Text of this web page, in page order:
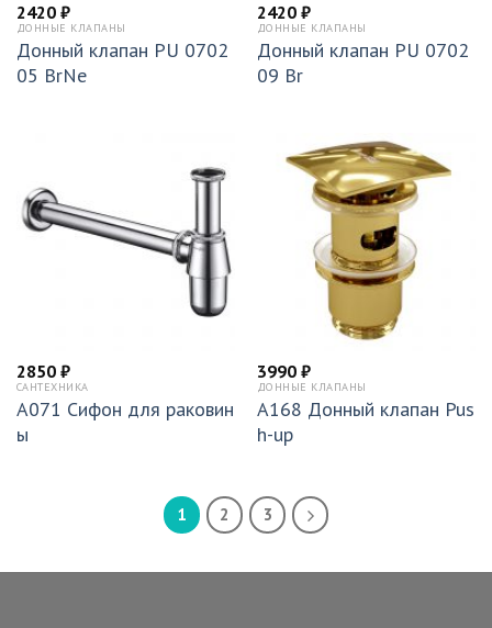
2420 ₽
ДОННЫЕ КЛАПАНЫ
Донный клапан PU 0702
05 BrNe
2420 ₽
ДОННЫЕ КЛАПАНЫ
Донный клапан PU 0702
09 Br
2850 ₽
САНТЕХНИКА
A071 Сифон для раковин
ы
3990 ₽
ДОННЫЕ КЛАПАНЫ
A168 Донный клапан Pus
h-up
1 2 3